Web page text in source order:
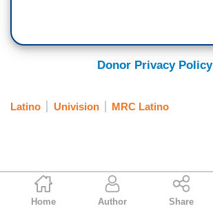
Jorge Bonilla
News Analyst
Home Author Share
Donor Privacy Policy
Latino Univision MRC Latino